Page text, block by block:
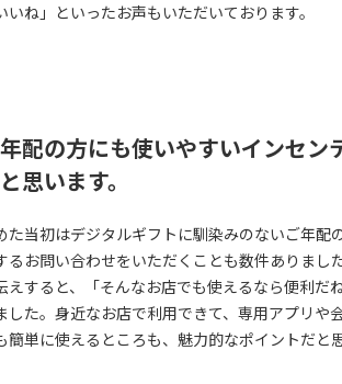
いね」といったお声もいただいております。
配の方にも使いやすいインセン
思います。
た当初はデジタルギフトに馴染みのないご年配
るお問い合わせをいただくことも数件ありまし
えすると、「そんなお店でも使えるなら便利だ
した。身近なお店で利用できて、専用アプリや
簡単に使えるところも、魅力的なポイントだと思